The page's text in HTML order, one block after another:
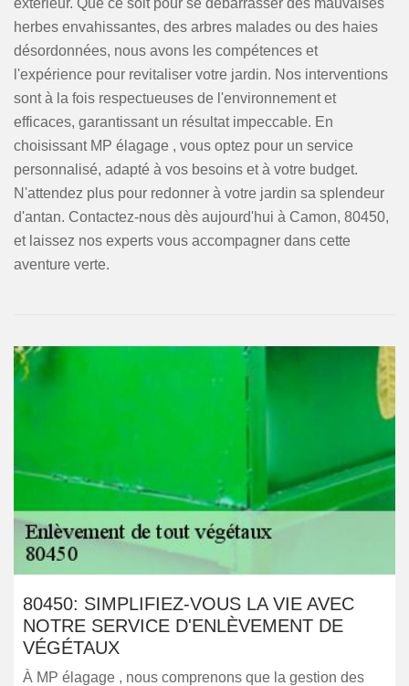
extérieur. Que ce soit pour se débarrasser des mauvaises
herbes envahissantes, des arbres malades ou des haies
désordonnées, nous avons les compétences et
l'expérience pour revitaliser votre jardin. Nos interventions
sont à la fois respectueuses de l'environnement et
efficaces, garantissant un résultat impeccable. En
choisissant MP élagage , vous optez pour un service
personnalisé, adapté à vos besoins et à votre budget.
N'attendez plus pour redonner à votre jardin sa splendeur
d'antan. Contactez-nous dès aujourd'hui à Camon, 80450,
et laissez nos experts vous accompagner dans cette
aventure verte.
80450: SIMPLIFIEZ-VOUS LA VIE AVEC
NOTRE SERVICE D'ENLÈVEMENT DE
VÉGÉTAUX
À MP élagage , nous comprenons que la gestion des